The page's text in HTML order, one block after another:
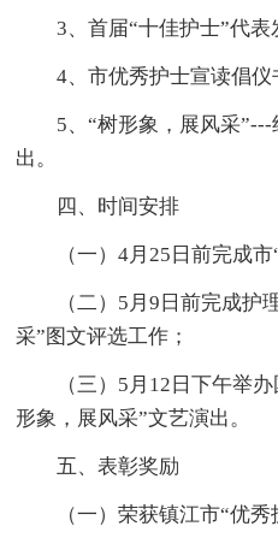
3、首届“十佳护士”代表
4、市优秀护士宣读倡仪
5、“树形象，展风采
出。
四、时间安排
（一）4月25日前完成
（二）5月9日前完成护
采”图文评选工作；
（三）5月12日下午举
形象，展风采”文艺演出。
五、表彰奖励
（一）荣获镇江市“优